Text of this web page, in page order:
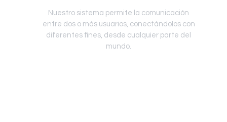
Nuestro sistema permite la comunicación
entre dos o más usuarios, conectándolos con
diferentes fines, desde cualquier parte del
mundo.